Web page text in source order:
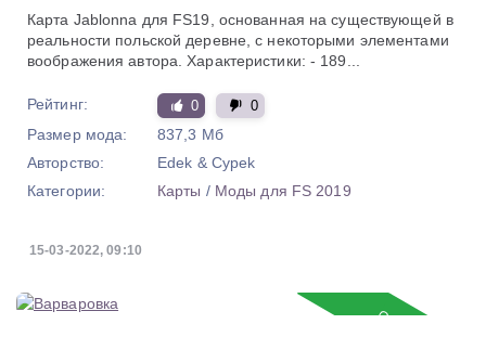
Карта Jablonna для FS19, основанная на существующей в
реальности польской деревне, с некоторыми элементами
воображения автора. Характеристики: - 189...
Рейтинг: 0 0
Размер мода:
837,3 Мб
Авторство:
Edek & Cypek
Категории:
Карты / Моды для FS 2019
15-03-2022, 09:10